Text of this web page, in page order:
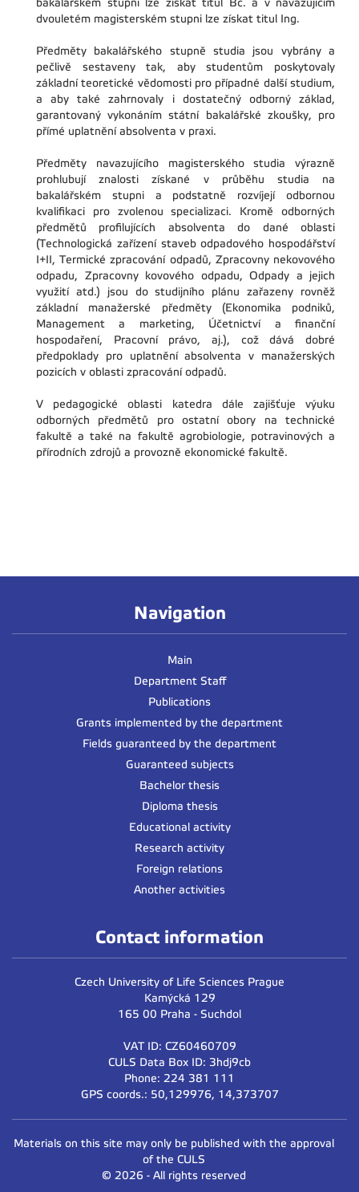
bakalářském stupni lze získat titul Bc. a v navazujícím
dvouletém magisterském stupni lze získat titul Ing.
Předměty bakalářského stupně studia jsou vybrány a
pečlivě sestaveny tak, aby studentům poskytovaly
základní teoretické vědomosti pro případné další studium,
a aby také zahrnovaly i dostatečný odborný základ,
garantovaný vykonáním státní bakalářské zkoušky, pro
přímé uplatnění absolventa v praxi.
Předměty navazujícího magisterského studia výrazně
prohlubují znalosti získané v průběhu studia na
bakalářském stupni a podstatně rozvíjejí odbornou
kvalifikaci pro zvolenou specializaci. Kromě odborných
předmětů profilujících absolventa do dané oblasti
(Technologická zařízení staveb odpadového hospodářství
I+II, Termické zpracování odpadů, Zpracovny nekovového
odpadu, Zpracovny kovového odpadu, Odpady a jejich
využití atd.) jsou do studijního plánu zařazeny rovněž
základní manažerské předměty (Ekonomika podniků,
Management a marketing, Účetnictví a finanční
hospodaření, Pracovní právo, aj.), což dává dobré
předpoklady pro uplatnění absolventa v manažerských
pozicích v oblasti zpracování odpadů.
V pedagogické oblasti katedra dále zajišťuje výuku
odborných předmětů pro ostatní obory na technické
fakultě a také na fakultě agrobiologie, potravinových a
přírodních zdrojů a provozně ekonomické fakultě.
Navigation
Main
Department Staff
Publications
Grants implemented by the department
Fields guaranteed by the department
Guaranteed subjects
Bachelor thesis
Diploma thesis
Educational activity
Research activity
Foreign relations
Another activities
Contact information
Czech University of Life Sciences Prague
Kamýcká 129
165 00 Praha - Suchdol
VAT ID: CZ60460709
CULS Data Box ID: 3hdj9cb
Phone: 224 381 111
GPS coords.: 50,129976, 14,373707
Materials on this site may only be published with the approval
of the CULS
© 2026 - All rights reserved